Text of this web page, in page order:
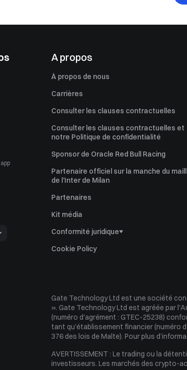
A propos
À propos de nous
Carrières
Consulter les clauses contractuelles
Consulter les clauses contractuelles et
notre Politique de confidentialité
Sponsor de Oracle Red Bull Racing
Partenaire officiel sur la manche du
de l’Inter de Milan
Partenaires
Kit média
Conformité juridique
Déclaration de divulgation des risques
Règles de fonctionnement
Politica di custodia
Regole sul conflitto di interessi
Politica Esecuzione Ordini
Cookie Policy
Gate Technology Ltd est une société
». Gate Technology Ltd est agréée par
(numéro d'agrément : GTEC-25238)
tant qu'établissement financier (numéro
376 des lois de Malte). Pour plus
AVERTISSEMENT : Le trading ou la
investisseurs. Les marchés des crypto-